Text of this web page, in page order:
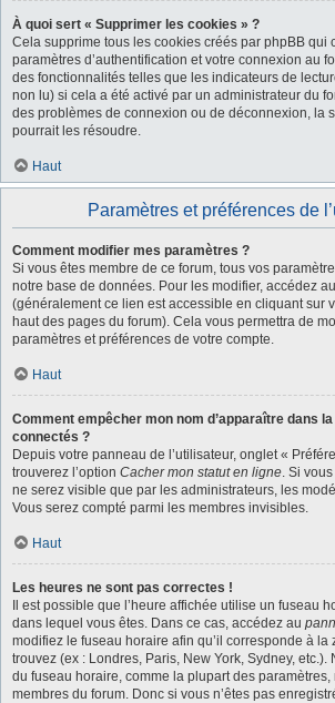
À quoi sert « Supprimer les cookies » ?
Cela supprime tous les cookies créés par phpBB qui
paramètres d’authentification et votre connexion au
des fonctionnalités telles que les indicateurs de
non lu) si cela a été activé par un administrateur du
des problèmes de connexion ou de déconnexion, la
pourrait les résoudre.
Haut
Paramètres et préférences de
Comment modifier mes paramètres ?
Si vous êtes membre de ce forum, tous vos
notre base de données. Pour les modifier, accédez au
(généralement ce lien est accessible en cliquant sur
haut des pages du forum). Cela vous permettra de
paramètres et préférences de votre compte.
Haut
Comment empêcher mon nom d’apparaître dans
connectés ?
Depuis votre panneau de l’utilisateur, onglet «
trouverez l’option Cacher mon statut en ligne. Si
ne serez visible que par les administrateurs, les
Vous serez compté parmi les membres invisibles.
Haut
Les heures ne sont pas correctes !
Il est possible que l’heure affichée utilise un fuseau
dans lequel vous êtes. Dans ce cas, accédez au
modifiez le fuseau horaire afin qu’il corresponde à la
trouvez (ex : Londres, Paris, New York, Sydney,
du fuseau horaire, comme la plupart des paramètres,
membres du forum. Donc si vous n’êtes pas